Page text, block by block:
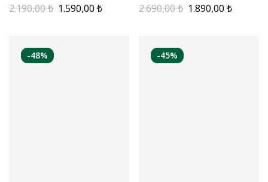
2.190,00₺ 1.590,00 ₺ 2.690,00₺ 1.890,00 ₺
-48% -45%